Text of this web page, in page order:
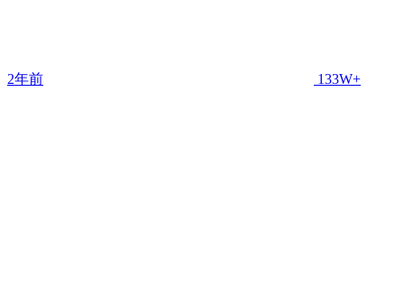
2年前 133W+